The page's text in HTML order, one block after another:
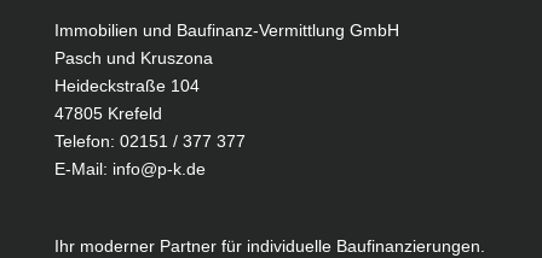
Immobilien und Baufinanz-Vermittlung GmbH
Pasch und Kruszona
Heideckstraße 104
47805 Krefeld
Telefon: 02151 / 377 377
E-Mail: info@p-k.de
Ihr moderner Partner für individuelle Baufinanzierungen.